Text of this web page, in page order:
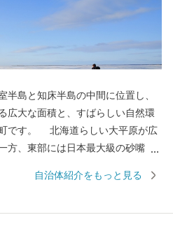
島と知床半島の中間に位置し、
広大な面積と、すばらしい自然環
大平原が広
方、東部には日本最大級の砂嘴
、野付風蓮道立自然公園を形成す
自治体紹介をもっと見る